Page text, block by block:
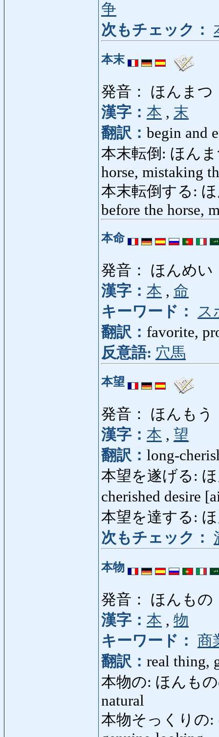
争
次もチェック：
本末
発音： ほんまつ
漢字： 本 , 末
翻訳： begin and
本末転倒: ほんま
horse, mistaking
本末転倒する:
before the horse,
本命
発音： ほんめい
漢字： 本 , 命
キーワード：
ス
翻訳： favorite,
反意語: 穴馬
本望
発音： ほんもう
漢字： 本 , 望
翻訳： long-
本望を遂げる:
cherished desire
本望を達する:
次もチェック：
本物
発音： ほんもの
漢字： 本 , 物
キーワード： 商
翻訳： real thing,
本物の: ほんもの
natural
本物そっくりの